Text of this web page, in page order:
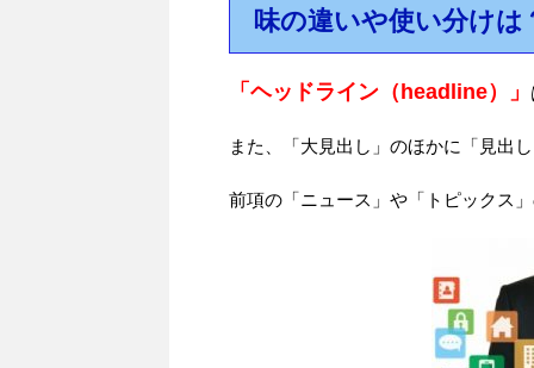
味の違いや使い分けは
「ヘッドライン（headline）」
また、「大見出し」のほかに「見出
前項の「ニュース」や「トピックス